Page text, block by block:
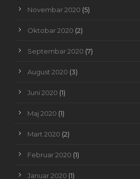
Novembar 2020 (5)
Oktobar 2020 (2)
Septembar 2020 (7)
August 2020 (3)
Juni 2020 (1)
Maj 2020 (1)
Mart 2020 (2)
Februar 2020 (1)
Januar 2020 (1)